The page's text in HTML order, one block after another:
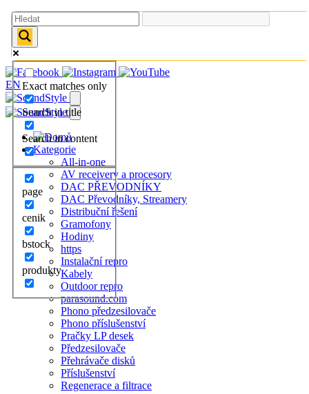
Exact matches only
Search in title
Search in content
page
cenik
bstock
produkty
EN
Kategorie
All-in-one
AV receivery a procesory
DAC PŘEVODNÍKY
DAC Převodníky, Streamery
Distribuční řešení
Gramofony
Hodiny
https
Instalační repro
Kabely
Outdoor repro
parasound.com
Phono předzesilovače
Phono příslušenství
Pračky LP desek
Předzesilovače
Přehrávače disků
Příslušenství
Regenerace a filtrace